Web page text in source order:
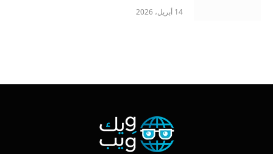
14 أبريل، 2026